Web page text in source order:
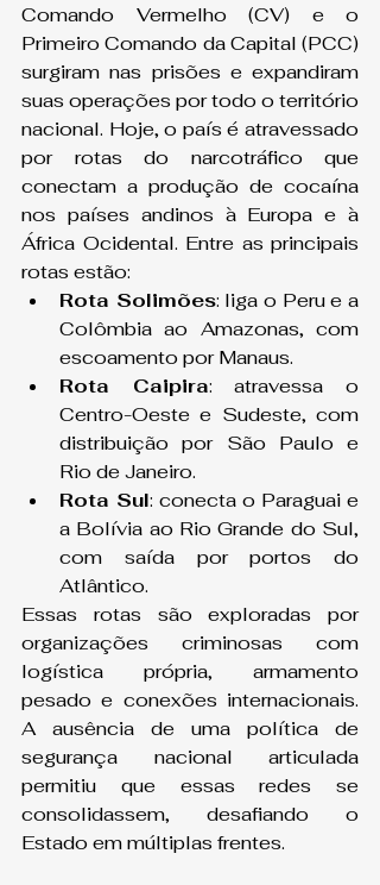
Comando Vermelho (CV) e o
Primeiro Comando da Capital (PCC)
surgiram nas prisões e expandiram
suas operações por todo o território
nacional. Hoje, o país é atravessado
por rotas do narcotráfico que
conectam a produção de cocaína
nos países andinos à Europa e à
África Ocidental. Entre as principais
rotas estão:
Rota Solimões: liga o Peru e a
Colômbia ao Amazonas, com
escoamento por Manaus.
Rota Caipira: atravessa o
Centro-Oeste e Sudeste, com
distribuição por São Paulo e
Rio de Janeiro.
Rota Sul: conecta o Paraguai e
a Bolívia ao Rio Grande do Sul,
com saída por portos do
Atlântico.
Essas rotas são exploradas por
organizações criminosas com
logística própria, armamento
pesado e conexões internacionais.
A ausência de uma política de
segurança nacional articulada
permitiu que essas redes se
consolidassem, desafiando o
Estado em múltiplas frentes.